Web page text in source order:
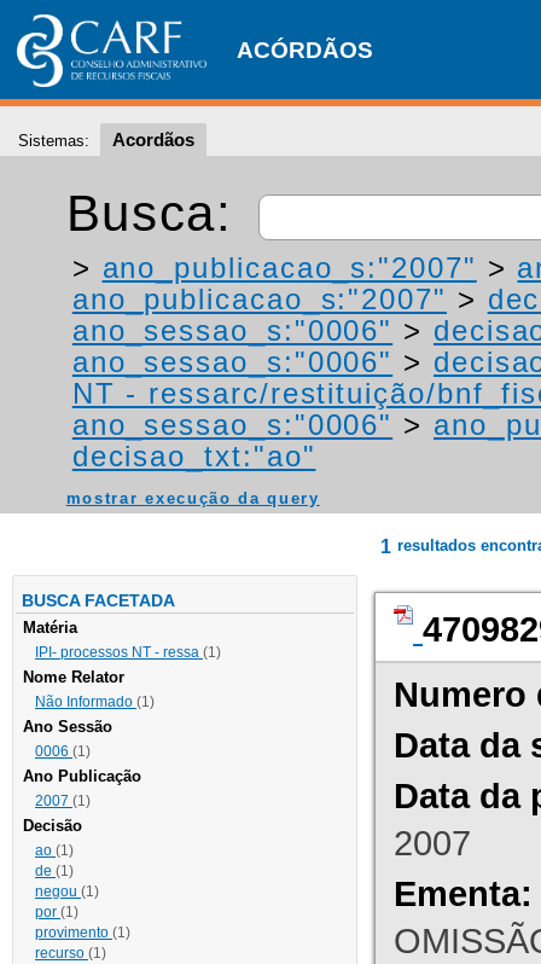
ACÓRDÃOS
Sistemas: Acordãos
Busca:
> ano_publicacao_s:"2007" >
ano_publicacao_s:"2007" >
ano_sessao_s:"0006" >
ano_sessao_s:"0006" >
NT - ressarc/restituição/
ano_sessao_s:"0006" >
decisao_txt:"ao"
mostrar execução da query
BUSCA FACETADA
Matéria
IPI- processos NT - ressa (1)
Nome Relator
Não Informado (1)
Ano Sessão
0006 (1)
Ano Publicação
2007 (1)
Decisão
ao (1)
de (1)
negou (1)
por (1)
provimento (1)
recurso (1)
1 resultados
Numero
Data da
Data da
2007
Ementa: